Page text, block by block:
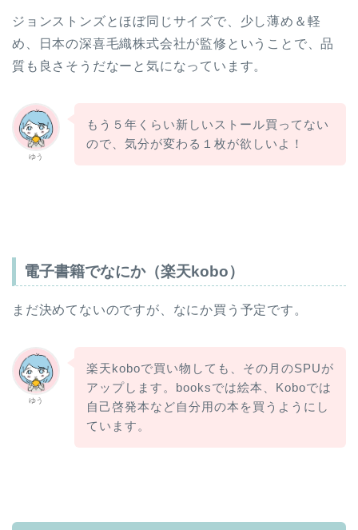
ジョンストンズとほぼ同じサイズで、少し薄め＆軽
め、日本の深喜毛織株式会社が監修ということで、品
質も良さそうだなーと気になっています。
ゆう
もう５年くらい新しいストール買ってない
ので、気分が変わる１枚が欲しいよ！
電子書籍でなにか（楽天kobo）
まだ決めてないのですが、なにか買う予定です。
ゆう
楽天koboで買い物しても、その月のSPUが
アップします。booksでは絵本、Koboでは
自己啓発本など自分用の本を買うようにし
ています。